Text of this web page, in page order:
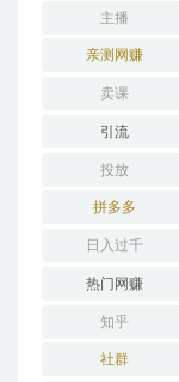
主播
亲测网赚
卖课
引流
投放
拼多多
日入过千
热门网赚
知乎
社群